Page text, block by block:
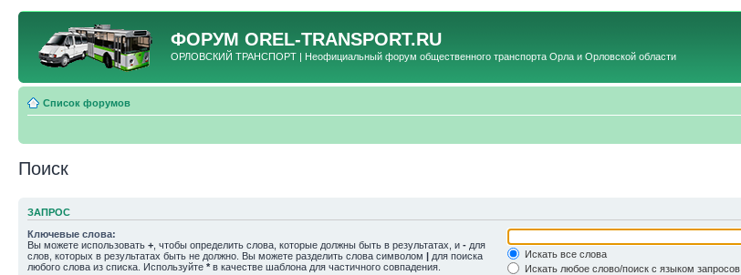
ФОРУМ OREL-TRANSPORT.RU
ОРЛОВСКИЙ ТРАНСПОРТ | Неофициальный форум общественного транспорта Орла и Орловской области
Список форумов
Поиск
ЗАПРОС
Ключевые слова:
Вы можете использовать + , чтобы определить слова, которые должны быть в результатах, и - для
слов, которых в результатах быть не должно. Вы можете разделить слова символом | для поиска
любого слова из списка. Используйте * в качестве шаблона для частичного совпадения.
Искать все слова
Искать любое слово/поиск с языком запросов